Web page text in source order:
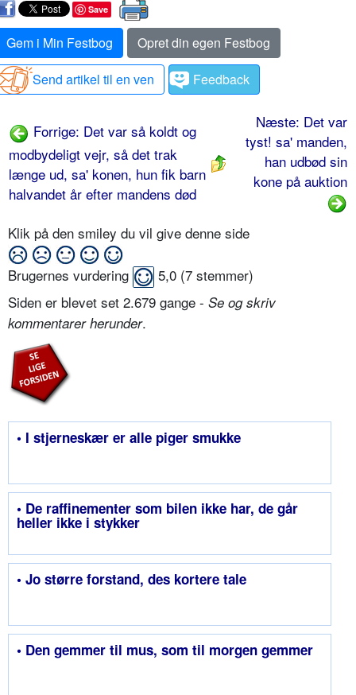
Save
Gem i Min Festbog
Opret din egen Festbog
Send artikel til en ven
Feedback
Forrige: Det var så koldt og
modbydeligt vejr, så det trak
længe ud, sa' konen, hun fik barn
halvandet år efter mandens død
Næste: Det var
tyst! sa' manden,
han udbød sin
kone på auktion
Klik på den smiley du vil give denne side
Brugernes vurdering 5,0 (7 stemmer)
Siden er blevet set 2.679 gange - Se og skriv
kommentarer herunder.
• I stjerneskær er alle piger smukke
• De raffinementer som bilen ikke har, de går
heller ikke i stykker
• Jo større forstand, des kortere tale
• Den gemmer til mus, som til morgen gemmer